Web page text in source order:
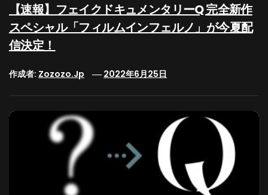
【速報】フェイクドキュメンタリーQ 完全新作
スペシャル「フィルムインフェルノ」が今夏配
信決定！
作成者: Zozozo.jp 2022年6月25日